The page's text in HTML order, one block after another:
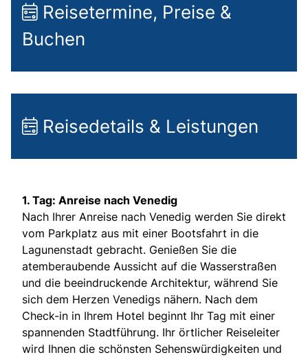
Reisetermine, Preise &
Buchen
Reisedetails & Leistungen
1. Tag: Anreise nach Venedig
Nach Ihrer Anreise nach Venedig werden Sie direkt
vom Parkplatz aus mit einer Bootsfahrt in die
Lagunenstadt gebracht. Genießen Sie die
atemberaubende Aussicht auf die Wasserstraßen
und die beeindruckende Architektur, während Sie
sich dem Herzen Venedigs nähern. Nach dem
Check-in in Ihrem Hotel beginnt Ihr Tag mit einer
spannenden Stadtführung. Ihr örtlicher Reiseleiter
wird Ihnen die schönsten Sehenswürdigkeiten und